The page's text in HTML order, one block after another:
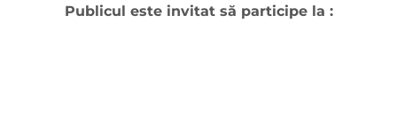
Publicul este invitat să participe la :